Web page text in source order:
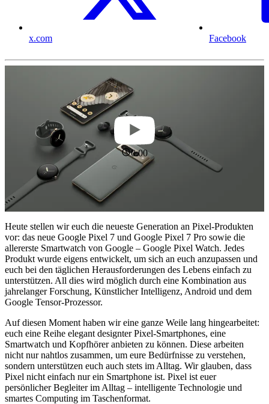
x.com Facebook
0:00
Heute stellen wir euch die neueste Generation an Pixel-Produkten
vor: das neue Google Pixel 7 und Google Pixel 7 Pro sowie die
allererste Smartwatch von Google – Google Pixel Watch. Jedes
Produkt wurde eigens entwickelt, um sich an euch anzupassen und
euch bei den täglichen Herausforderungen des Lebens einfach zu
unterstützen. All dies wird möglich durch eine Kombination aus
jahrelanger Forschung, Künstlicher Intelligenz, Android und dem
Google Tensor-Prozessor.
Auf diesen Moment haben wir eine ganze Weile lang hingearbeitet:
euch eine Reihe elegant designter Pixel-Smartphones, eine
Smartwatch und Kopfhörer anbieten zu können. Diese arbeiten
nicht nur nahtlos zusammen, um eure Bedürfnisse zu verstehen,
sondern unterstützen euch auch stets im Alltag. Wir glauben, dass
Pixel nicht einfach nur ein Smartphone ist. Pixel ist euer
persönlicher Begleiter im Alltag – intelligente Technologie und
smartes Computing im Taschenformat.